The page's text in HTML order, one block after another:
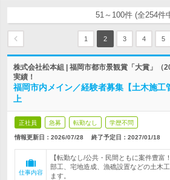
51～100件 (全254件
1 2 3 4 5
株式会社松本組 | 福岡市都市景観賞「大賞」（
実績！
福岡市内メイン／経験者募集【土木施工
上
正社員 急募 転勤なし 学歴不問
情報更新日：2026/07/28 終了予定日： 2027/01/18
仕事内容
【転勤なし/公共・民間ともに案件豊富
部工、宅地造成、漁礁設置などの土木
ます。